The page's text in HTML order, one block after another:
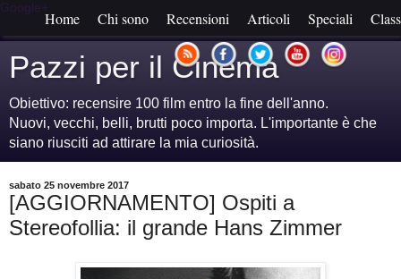
Google+
Home Chi sono Recensioni Articoli Speciali
Pazzi per il Cinema
Obiettivo: recensire 100 film entro la fine dell'anno.
Nuovi, vecchi, belli, brutti poco importa. L'importante è che
siano riusciti ad attirare la mia curiosità.
sabato 25 novembre 2017
[AGGIORNAMENTO] Ospiti a
Stereofollia: il grande Hans Zimmer